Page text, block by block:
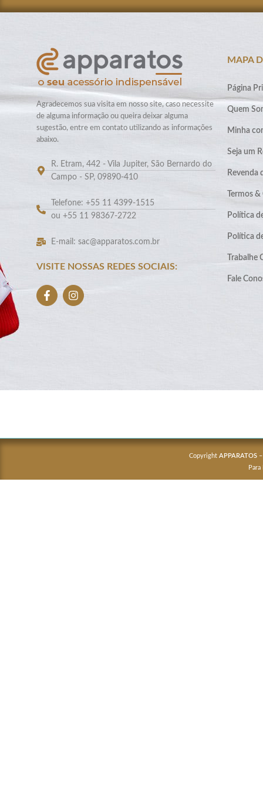
Agradecemos sua visita em nosso site, caso necessite
de alguma informação ou queira deixar alguma
sugestão, entre em contato utilizando as informações
abaixo.
R. Etram, 442 - Vila Jupiter, São Bernardo do
Campo - SP, 09890-410
Telefone: +55 11 4399-1515
ou +55 11 98367-2722
E-mail: sac@apparatos.com.br
VISITE NOSSAS REDES SOCIAIS:
MAPA
Página
Quem
Minha
Seja um
Revenda
Termos &
Política
Política
Trabalhe
Fale
Copyright APPARATOS
Para